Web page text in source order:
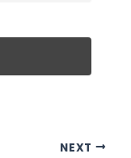
NEXT